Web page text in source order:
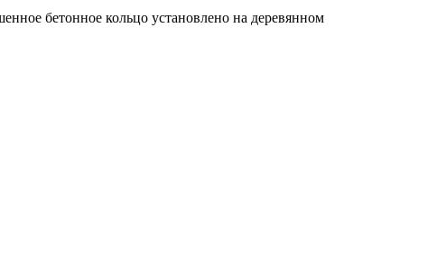
бетонное кольцо установлено на деревянном